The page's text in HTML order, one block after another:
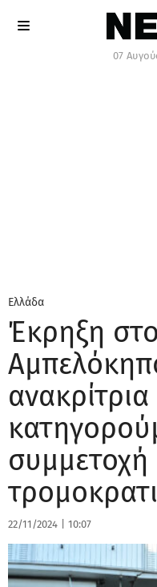
07
Ελλάδα
Έκρηξη
συμμετοχή
22/11/2024 10:07